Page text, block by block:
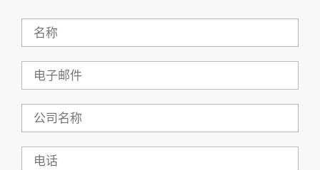
名
电
件
公
称
电